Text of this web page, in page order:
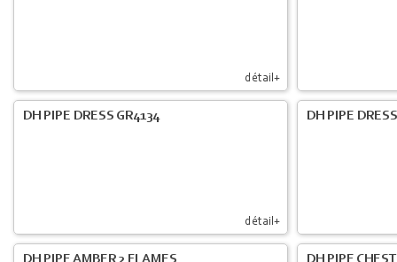
détail+
détail+
DH PIPE DRESS GR4134 DH PIPE